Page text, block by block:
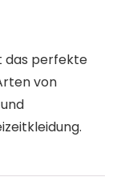
das perfekte
von